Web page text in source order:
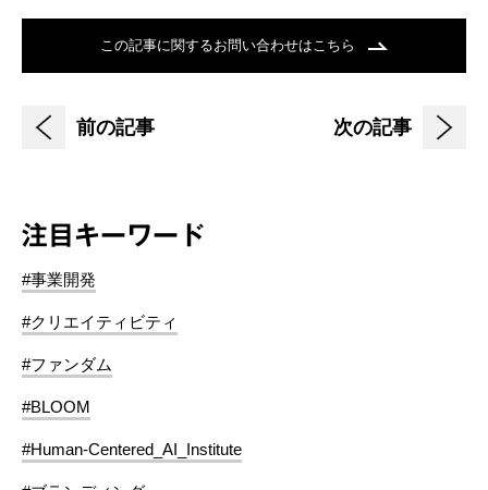
この記事に関するお問い合わせはこちら
前の記事 次の記事
注目キーワード
#事業開発
#クリエイティビティ
#ファンダム
#BLOOM
#Human-Centered_AI_Institute